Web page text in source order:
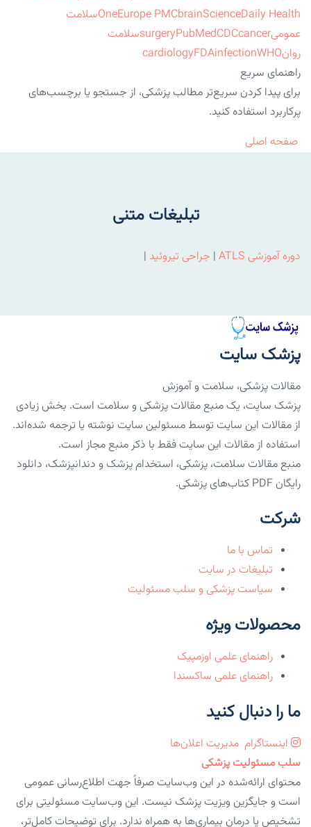
OneEurope PMCbrainScienceDaily Health
سلامت
عمومی
surgeryPubMedCDCcancer
سلامت
روان
cardiologyFDAinfectionWHO
راهنمای سریع
برای پیدا کردن سریع‌تر مطالب پزشکی، از جستجو یا برچسب‌های
پرکاربرد استفاده کنید.
صفحه اصلی
تبلیغات متنی
دوره آموزشی ATLS | جراحی تیروئید |
پزشک سایت
مقالات پزشکی، سلامت و آموزش
پزشک سایت، یک منبع مقالات پزشکی و سلامت است. بخش زیادی
از مقالات این سایت توسط مسئولین سایت نوشته یا ترجمه شده‌اند.
استفاده از مقالات این سایت فقط با ذکر منبع مجاز است.
منبع مقالات سلامت، پزشکی، استخدام پزشک و دندانپزشک، دانلود
رایگان PDF کتاب‌های پزشکی.
شرکت
تماس با ما
تبلیغات در سایت
سیاست پزشکی و سلب مسئولیت
محصولات ویژه
راهنمای علمی اوزمپیک
راهنمای علمی ساکسندا
ما را دنبال کنید
اینستاگرام مدیریت اعلان‌ها
سلب مسئولیت پزشکی
محتوای ارائه‌شده در این وب‌سایت صرفاً جهت اطلاع‌رسانی عمومی
است و جایگزین ویزیت پزشک نیست. این وب‌سایت مسئولیتی برای
تشخیص یا درمان بیماری‌ها به همراه ندارد. برای توضیحات کامل‌تر،